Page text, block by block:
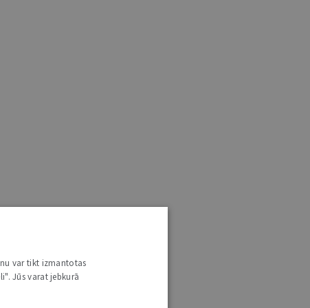
var tikt izmantotas
Jūs varat jebkurā